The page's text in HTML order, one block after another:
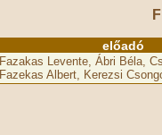
előadó
Fazakas Levente, Ábri Béla,
Fazekas Albert, Kerezsi